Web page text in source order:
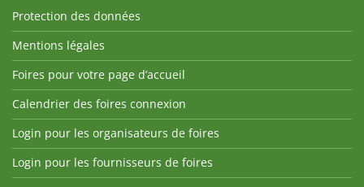
Protection des données
Mentions légales
Foires pour votre page d’accueil
Calendrier des foires connexion
Login pour les organisateurs de foires
Login pour les fournisseurs de foires